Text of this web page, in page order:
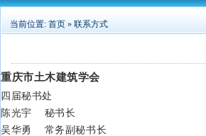
当前位置: 首页 » 联系方式
重庆市土木建筑学会
四届秘书处
陈光宇 秘书长
吴华勇 常务副秘书长